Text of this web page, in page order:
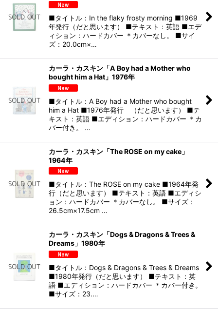
■タイトル：In the flaky frosty morning ■1969
年発行（だと思います） ■テキスト：英語 ■エデ
ィション：ハードカバー ＊カバーなし。 ■サイ
ズ：20.0cm×…
カーラ・カスキン「A Boy had a Mother who
bought him a Hat」1976年
■タイトル：A Boy had a Mother who bought
him a Hat ■1976年発行 （だと思います） ■テ
キスト：英語 ■エディション：ハードカバー ＊カ
バー付き。 …
カーラ・カスキン「The ROSE on my cake」
1964年
■タイトル：The ROSE on my cake ■1964年発
行（だと思います） ■テキスト：英語 ■エディシ
ョン：ハードカバー ＊カバーなし。 ■サイズ：
26.5cm×17.5cm …
カーラ・カスキン「Dogs & Dragons & Trees &
Dreams」1980年
■タイトル：Dogs & Dragons & Trees & Dreams
■1980年発行（だと思います） ■テキスト：英
語 ■エディション：ハードカバー ＊カバー付き。
■サイズ：23.…